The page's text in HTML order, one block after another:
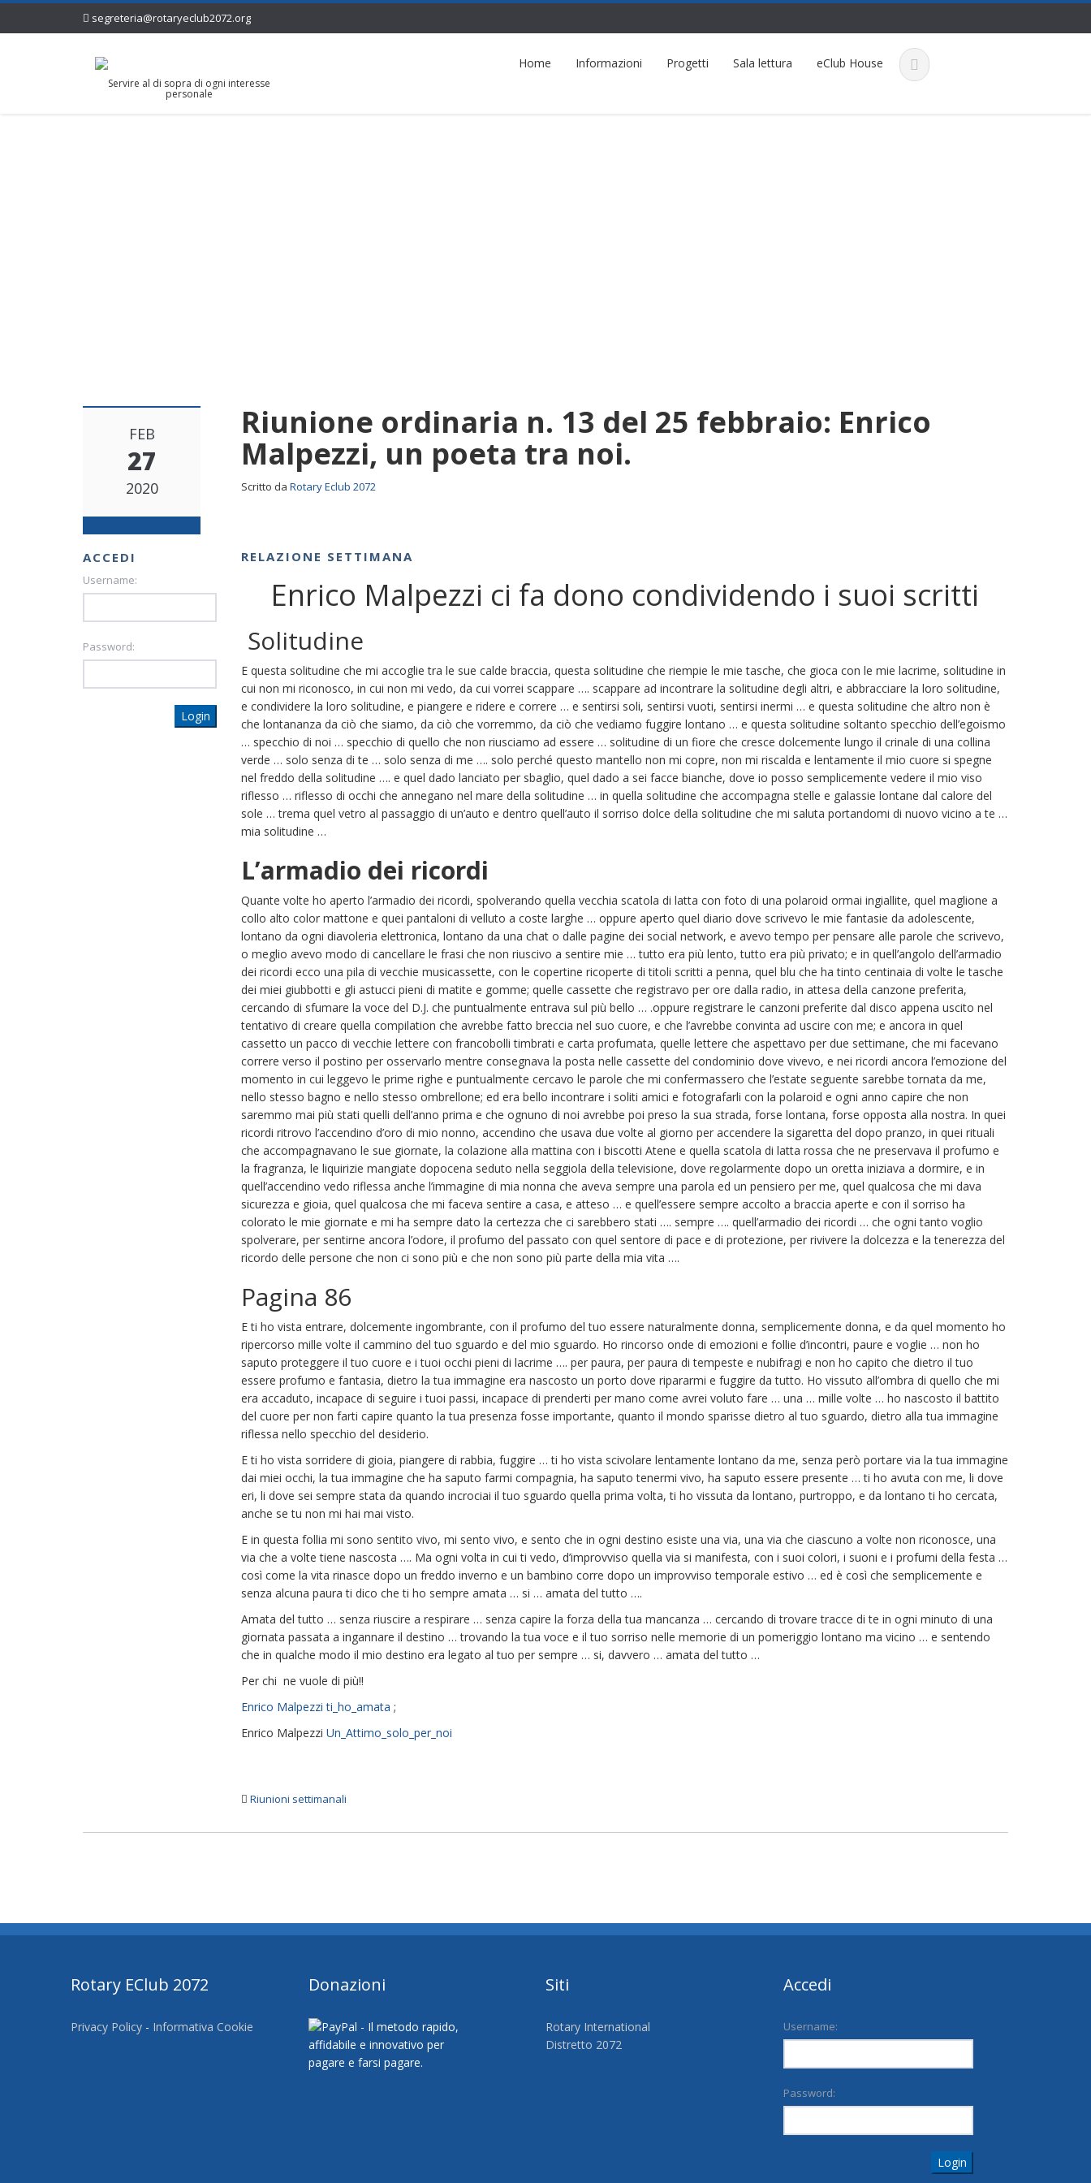
segreteria@rotaryeclub2072.org
Servire al di sopra di ogni interesse
personale
Home Informazioni Progetti Sala lettura eClub House
FEB
27
2020
ACCEDI
Username:
Password:
Login
Riunione ordinaria n. 13 del 25 febbraio: Enrico
Malpezzi, un poeta tra noi.
Scritto da Rotary Eclub 2072
RELAZIONE SETTIMANA
Enrico Malpezzi ci fa dono condividendo i suoi scritti
Solitudine
E questa solitudine che mi accoglie tra le sue calde braccia, questa solitudine che riempie le mie tasche, che gioca con le mie lacrime, solitudine in
cui non mi riconosco, in cui non mi vedo, da cui vorrei scappare …. scappare ad incontrare la solitudine degli altri, e abbracciare la loro solitudine,
e condividere la loro solitudine, e piangere e ridere e correre … e sentirsi soli, sentirsi vuoti, sentirsi inermi … e questa solitudine che altro non è
che lontananza da ciò che siamo, da ciò che vorremmo, da ciò che vediamo fuggire lontano … e questa solitudine soltanto specchio dell’egoismo
… specchio di noi … specchio di quello che non riusciamo ad essere … solitudine di un fiore che cresce dolcemente lungo il crinale di una collina
verde … solo senza di te … solo senza di me …. solo perché questo mantello non mi copre, non mi riscalda e lentamente il mio cuore si spegne
nel freddo della solitudine …. e quel dado lanciato per sbaglio, quel dado a sei facce bianche, dove io posso semplicemente vedere il mio viso
riflesso … riflesso di occhi che annegano nel mare della solitudine … in quella solitudine che accompagna stelle e galassie lontane dal calore del
sole … trema quel vetro al passaggio di un’auto e dentro quell’auto il sorriso dolce della solitudine che mi saluta portandomi di nuovo vicino a te …
mia solitudine …
L’armadio dei ricordi
Quante volte ho aperto l’armadio dei ricordi, spolverando quella vecchia scatola di latta con foto di una polaroid ormai ingiallite, quel maglione a
collo alto color mattone e quei pantaloni di velluto a coste larghe … oppure aperto quel diario dove scrivevo le mie fantasie da adolescente,
lontano da ogni diavoleria elettronica, lontano da una chat o dalle pagine dei social network, e avevo tempo per pensare alle parole che scrivevo,
o meglio avevo modo di cancellare le frasi che non riuscivo a sentire mie … tutto era più lento, tutto era più privato; e in quell’angolo dell’armadio
dei ricordi ecco una pila di vecchie musicassette, con le copertine ricoperte di titoli scritti a penna, quel blu che ha tinto centinaia di volte le tasche
dei miei giubbotti e gli astucci pieni di matite e gomme; quelle cassette che registravo per ore dalla radio, in attesa della canzone preferita,
cercando di sfumare la voce del D.J. che puntualmente entrava sul più bello … .oppure registrare le canzoni preferite dal disco appena uscito nel
tentativo di creare quella compilation che avrebbe fatto breccia nel suo cuore, e che l’avrebbe convinta ad uscire con me; e ancora in quel
cassetto un pacco di vecchie lettere con francobolli timbrati e carta profumata, quelle lettere che aspettavo per due settimane, che mi facevano
correre verso il postino per osservarlo mentre consegnava la posta nelle cassette del condominio dove vivevo, e nei ricordi ancora l’emozione del
momento in cui leggevo le prime righe e puntualmente cercavo le parole che mi confermassero che l’estate seguente sarebbe tornata da me,
nello stesso bagno e nello stesso ombrellone; ed era bello incontrare i soliti amici e fotografarli con la polaroid e ogni anno capire che non
saremmo mai più stati quelli dell’anno prima e che ognuno di noi avrebbe poi preso la sua strada, forse lontana, forse opposta alla nostra. In quei
ricordi ritrovo l’accendino d’oro di mio nonno, accendino che usava due volte al giorno per accendere la sigaretta del dopo pranzo, in quei rituali
che accompagnavano le sue giornate, la colazione alla mattina con i biscotti Atene e quella scatola di latta rossa che ne preservava il profumo e
la fragranza, le liquirizie mangiate dopocena seduto nella seggiola della televisione, dove regolarmente dopo un oretta iniziava a dormire, e in
quell’accendino vedo riflessa anche l’immagine di mia nonna che aveva sempre una parola ed un pensiero per me, quel qualcosa che mi dava
sicurezza e gioia, quel qualcosa che mi faceva sentire a casa, e atteso … e quell’essere sempre accolto a braccia aperte e con il sorriso ha
colorato le mie giornate e mi ha sempre dato la certezza che ci sarebbero stati …. sempre …. quell’armadio dei ricordi … che ogni tanto voglio
spolverare, per sentirne ancora l’odore, il profumo del passato con quel sentore di pace e di protezione, per rivivere la dolcezza e la tenerezza del
ricordo delle persone che non ci sono più e che non sono più parte della mia vita ….
Pagina 86
E ti ho vista entrare, dolcemente ingombrante, con il profumo del tuo essere naturalmente donna, semplicemente donna, e da quel momento ho
ripercorso mille volte il cammino del tuo sguardo e del mio sguardo. Ho rincorso onde di emozioni e follie d’incontri, paure e voglie … non ho
saputo proteggere il tuo cuore e i tuoi occhi pieni di lacrime …. per paura, per paura di tempeste e nubifragi e non ho capito che dietro il tuo
essere profumo e fantasia, dietro la tua immagine era nascosto un porto dove ripararmi e fuggire da tutto. Ho vissuto all’ombra di quello che mi
era accaduto, incapace di seguire i tuoi passi, incapace di prenderti per mano come avrei voluto fare … una … mille volte … ho nascosto il battito
del cuore per non farti capire quanto la tua presenza fosse importante, quanto il mondo sparisse dietro al tuo sguardo, dietro alla tua immagine
riflessa nello specchio del desiderio.
E ti ho vista sorridere di gioia, piangere di rabbia, fuggire … ti ho vista scivolare lentamente lontano da me, senza però portare via la tua immagine
dai miei occhi, la tua immagine che ha saputo farmi compagnia, ha saputo tenermi vivo, ha saputo essere presente … ti ho avuta con me, li dove
eri, li dove sei sempre stata da quando incrociai il tuo sguardo quella prima volta, ti ho vissuta da lontano, purtroppo, e da lontano ti ho cercata,
anche se tu non mi hai mai visto.
E in questa follia mi sono sentito vivo, mi sento vivo, e sento che in ogni destino esiste una via, una via che ciascuno a volte non riconosce, una
via che a volte tiene nascosta …. Ma ogni volta in cui ti vedo, d’improvviso quella via si manifesta, con i suoi colori, i suoni e i profumi della festa …
così come la vita rinasce dopo un freddo inverno e un bambino corre dopo un improvviso temporale estivo … ed è così che semplicemente e
senza alcuna paura ti dico che ti ho sempre amata … si … amata del tutto ….
Amata del tutto … senza riuscire a respirare … senza capire la forza della tua mancanza … cercando di trovare tracce di te in ogni minuto di una
giornata passata a ingannare il destino … trovando la tua voce e il tuo sorriso nelle memorie di un pomeriggio lontano ma vicino … e sentendo
che in qualche modo il mio destino era legato al tuo per sempre … si, davvero … amata del tutto …
Per chi ne vuole di più!!
Enrico Malpezzi ti_ho_amata ;
Enrico Malpezzi Un_Attimo_solo_per_noi
Riunioni settimanali
Rotary EClub 2072
Privacy Policy - Informativa Cookie
Donazioni Siti
Rotary International
Distretto 2072
Accedi
Username:
Password:
Login